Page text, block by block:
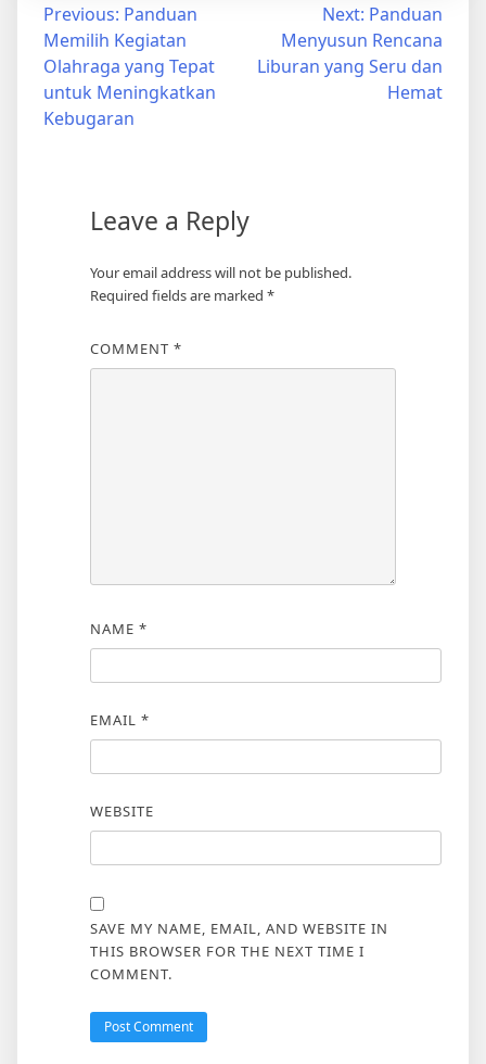
Post
navigation
Previous: Panduan
Memilih Kegiatan
Olahraga yang Tepat
untuk Meningkatkan
Kebugaran
Next: Panduan
Menyusun Rencana
Liburan yang Seru dan
Hemat
Leave a Reply
Your email address will not be published.
Required fields are marked *
COMMENT *
NAME *
EMAIL *
WEBSITE
SAVE MY NAME, EMAIL, AND WEBSITE IN
THIS BROWSER FOR THE NEXT TIME I
COMMENT.